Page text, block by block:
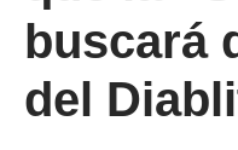
buscará
del